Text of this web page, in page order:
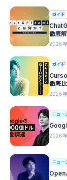
ガイド
徹底
2026
ガイド
徹底
2026
ニュー
2026
ニュー